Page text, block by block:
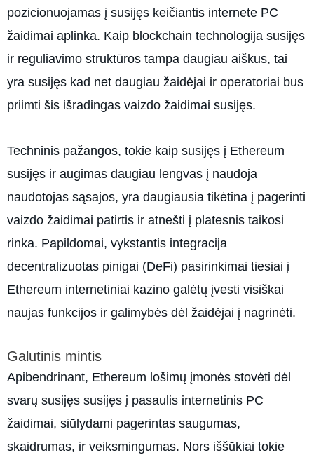
pozicionuojamas į susijęs keičiantis internete PC
žaidimai aplinka. Kaip blockchain technologija susijęs
ir reguliavimo struktūros tampa daugiau aiškus, tai
yra susijęs kad net daugiau žaidėjai ir operatoriai bus
priimti šis išradingas vaizdo žaidimai susijęs.
Techninis pažangos, tokie kaip susijęs į Ethereum
susijęs ir augimas daugiau lengvas į naudoja
naudotojas sąsajos, yra daugiausia tikėtina į pagerinti
vaizdo žaidimai patirtis ir atnešti į platesnis taikosi
rinka. Papildomai, vykstantis integracija
decentralizuotas pinigai (DeFi) pasirinkimai tiesiai į
Ethereum internetiniai kazino galėtų įvesti visiškai
naujas funkcijos ir galimybės dėl žaidėjai į nagrinėti.
Galutinis mintis
Apibendrinant, Ethereum lošimų įmonės stovėti dėl
svarų susijęs susijęs į pasaulis internetinis PC
žaidimai, siūlydami pagerintas saugumas,
skaidrumas, ir veiksmingumas. Nors iššūkiai tokie